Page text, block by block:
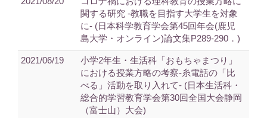
関する研究 -教職を目指す大学生を対象
に- (日本科学教育学会第45回年会(鹿児
島大学・オンライン)論文集P289-290．)
2021/06/19
小学2年生・生活科「おもちゃまつり」
における授業方略の考察-糸電話の「比
べる」活動を取り入れて- (日本生活科・
総合的学習教育学会第30回全国大会静岡
（富士山）大会)